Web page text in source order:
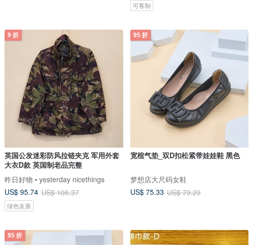
可客制
9 折
英国公发迷彩防风拉链夹克 军用外套
大衣D款 英国制老品完整
昨日好物 • yesterday nicethings
US$ 95.74 US$ 106.37
绿色友善
95 折
宽楦气垫_双D扣松紧带娃娃鞋 黑色
梦想店大尺码女鞋
US$ 75.33 US$ 79.29
95 折